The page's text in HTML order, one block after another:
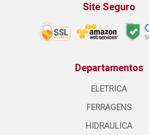
Site Seguro
Departamentos
ELETRICA
FERRAGENS
HIDRAULICA